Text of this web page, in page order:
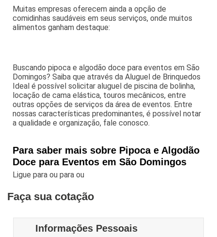
Muitas empresas oferecem ainda a opção de
comidinhas saudáveis em seus serviços, onde muitos
alimentos ganham destaque:
Buscando pipoca e algodão doce para eventos em São
Domingos? Saiba que através da Aluguel de Brinquedos
Ideal é possível solicitar aluguel de piscina de bolinha,
locação de cama elástica, touros mecânicos, entre
outras opções de serviços da área de eventos. Entre
nossas características predominantes, é possível notar
a qualidade e organização, fale conosco.
Para saber mais sobre Pipoca e Algodão
Doce para Eventos em São Domingos
Ligue paraou paraou
Faça sua cotação
Informações Pessoais